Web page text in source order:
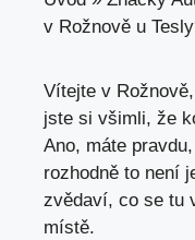
v Rožnově u
Vítejte v
jste si všimli, že
Ano, máte
rozhodně to není
zvědaví, co se tu
místě.